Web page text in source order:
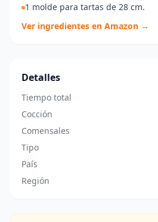
1 molde para tartas de 28 cm.
Ver ingredientes en Amazon →
Detalles
Tiempo total
Cocción
Comensales
Tipo
País
Región